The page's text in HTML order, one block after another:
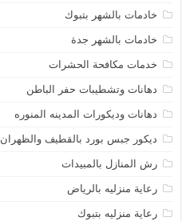
خادمات بالشهر بتبوك
خادمات بالشهر جدة
خدمات مكافحة الحشرات
دهانات وتشطيبات حفر الباطن
دهانات وديكورات المدينه المنوره
ديكور جبس بورد بالقطيف والظهران
رش المنازل بالمبيدات
رعاية منزليه بالرياض
رعاية منزليه بتبوك